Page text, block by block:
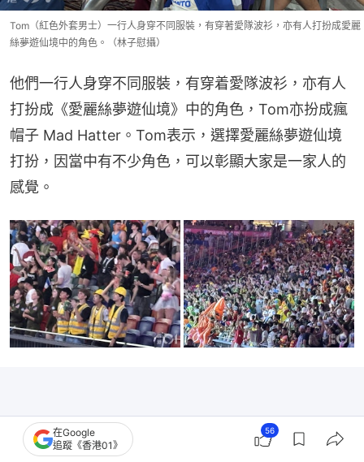
Tom（紅色外套男士）一行人身穿不同服裝，有穿著愛隊波衫，亦有人打扮成愛麗
絲夢遊仙境中的角色。（林子慰攝）
他們一行人身穿不同服裝，有穿着愛隊波衫，亦有人
打扮成《愛麗絲夢遊仙境》中的角色，Tom亦扮成瘋
帽子 Mad Hatter。Tom表示，選擇愛麗絲夢遊仙境
打扮，因當中有不少角色，可以彰顯大家是一家人的
感覺。
在Google
追蹤《香港01》
56